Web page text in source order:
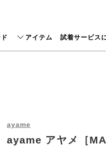
アイテム 試着サービス
ayame
ayame アヤメ［